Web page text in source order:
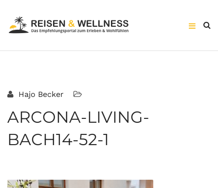
Hajo Becker
ARCONA-LIVING-
BACH14-52-1